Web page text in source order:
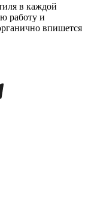
в каждой
работу и
впишется